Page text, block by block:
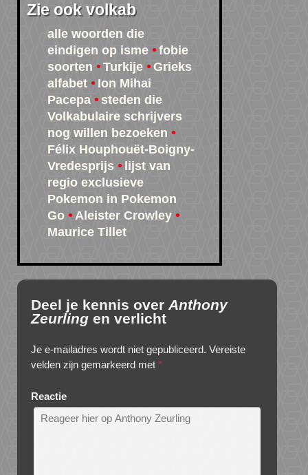
Zie ook volkab
alle woorden die
eindigen op isme
fobie
soorten
Turkije
Grieks
alfabet
Ion Mihai
Pacepa
steden die
Volkabulaire schrijvers
nog willen bezoeken
Félix Houphouët-Boigny-
Vredesprijs
lijst van
regio exclusieve
Pokemon in Pokemon
Go
Aleister Crowley
Maurice Tillet
Deel je kennis over Anthony
Zeurling en verlicht
Je e-mailadres wordt niet gepubliceerd. Vereiste
velden zijn gemarkeerd met *
Reactie